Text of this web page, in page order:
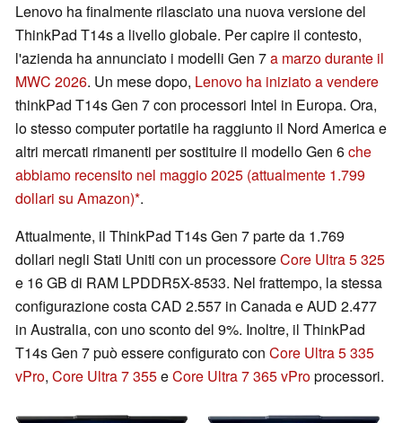
Lenovo ha finalmente rilasciato una nuova versione del
ThinkPad T14s a livello globale. Per capire il contesto,
l'azienda ha annunciato i modelli Gen 7a marzo durante il
MWC 2026. Un mese dopo, Lenovo ha iniziato a vendere
thinkPad T14s Gen 7 con processori Intel in Europa. Ora,
lo stesso computer portatile ha raggiunto il Nord America e
altri mercati rimanenti per sostituire il modello Gen 6che
abbiamo recensito nel maggio 2025 (attualmente 1.799
dollari su Amazon) .
Attualmente, il ThinkPad T14s Gen 7 parte da 1.769
dollari negli Stati Uniti con un processoreCore Ultra 5 325
e 16 GB di RAM LPDDR5X-8533. Nel frattempo, la stessa
configurazione costa CAD 2.557 in Canada e AUD 2.477
in Australia, con uno sconto del 9%. Inoltre, il ThinkPad
T14s Gen 7 può essere configurato con Core Ultra 5 335
vPro, Core Ultra 7 355eCore Ultra 7 365 vProprocessori.